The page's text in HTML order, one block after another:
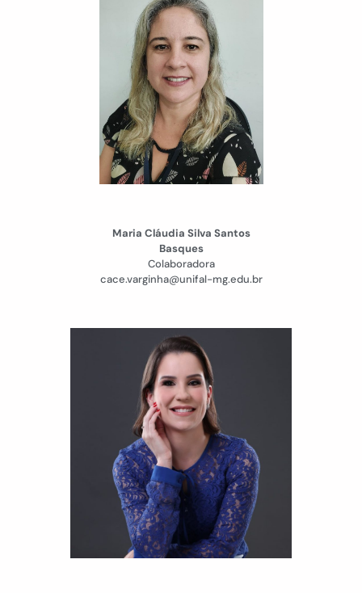
Maria Cláudia Silva Santos
Basques
Colaboradora
cace.varginha@unifal-mg.edu.br